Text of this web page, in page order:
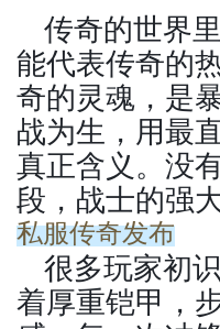
传奇的世界
能代表传奇的
奇的灵魂，是
战为生，用最
真正含义。没
段，战士的强
私服传奇发布
很多玩家初
着厚重铠甲，